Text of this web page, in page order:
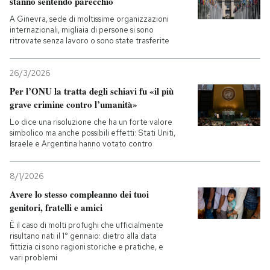
A Ginevra, sede di moltissime organizzazioni
internazionali, migliaia di persone si sono
ritrovate senza lavoro o sono state trasferite
26/3/2026
Per l’ONU la tratta degli schiavi fu «il più
grave crimine contro l’umanità»
Lo dice una risoluzione che ha un forte valore
simbolico ma anche possibili effetti: Stati Uniti,
Israele e Argentina hanno votato contro
8/1/2026
Avere lo stesso compleanno dei tuoi
genitori, fratelli e amici
È il caso di molti profughi che ufficialmente
risultano nati il 1° gennaio: dietro alla data
fittizia ci sono ragioni storiche e pratiche, e
vari problemi